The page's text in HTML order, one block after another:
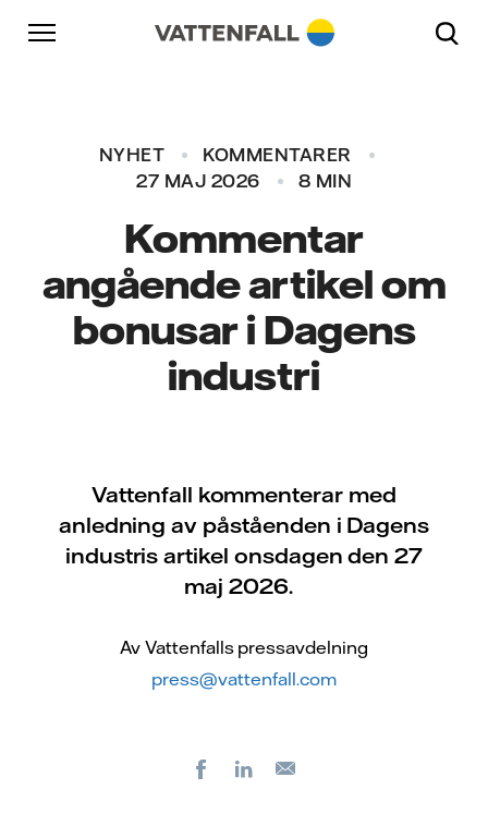
Skip to content
Gå till huvudnavigeringen
Gå till sidfoten
NYHET
KOMMENTARER
27 MAJ 2026
8 MIN
Kommentar
angående artikel om
bonusar i Dagens
industri
Vattenfall kommenterar med
anledning av påståenden i Dagens
industris artikel onsdagen den 27
maj 2026.
Av Vattenfalls pressavdelning
press@vattenfall.com
FacebookLinkedIn
Gå till huvudnavigeringen